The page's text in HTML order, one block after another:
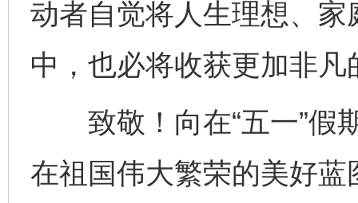
动者自觉将人生理想、
中，也必将收获更加非凡
致敬！向在“五一”假
在祖国伟大繁荣的美好